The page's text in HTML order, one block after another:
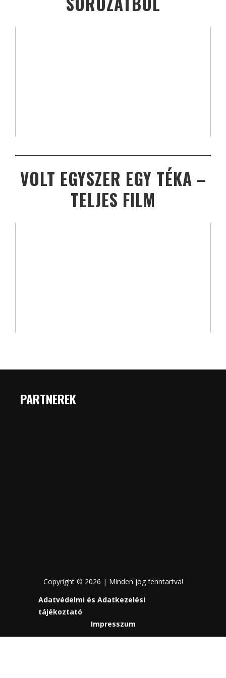
VOLT EGYSZER EGY TÉKA –
TELJES FILM
PARTNEREK
Copyright © 2026 | Minden jog fenntartva!
Adatvédelmi és Adatkezelési
tájékoztató
Impresszum